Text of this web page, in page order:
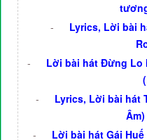
-
Lyrics, Lời bài
-
Lời bài hát Đừng Lo
-
Lyrics, Lời bài hát
-
Lời bài hát Gái